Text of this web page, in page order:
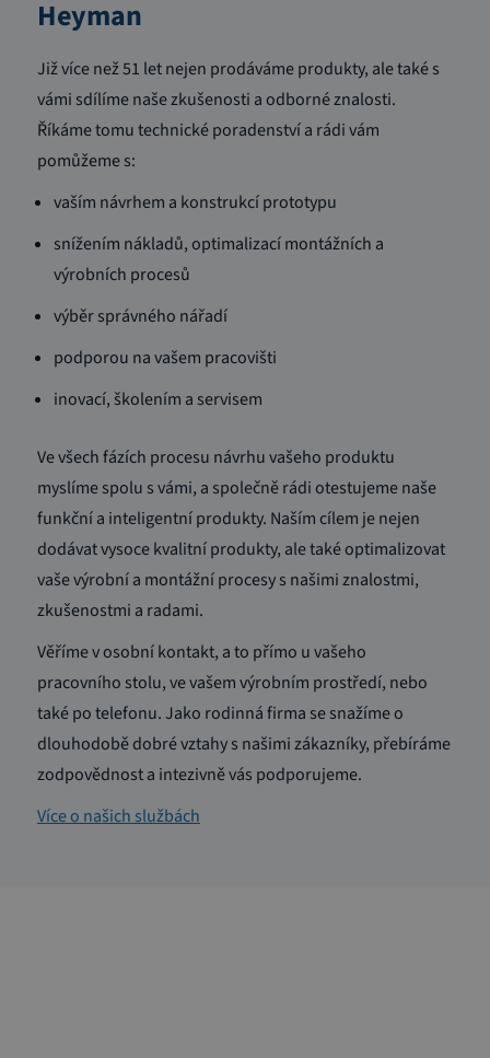
Heyman
Již více než 51 let nejen prodáváme produkty, ale také s
vámi sdílíme naše zkušenosti a odborné znalosti.
Říkáme tomu technické poradenství a rádi vám
pomůžeme s:
vaším návrhem a konstrukcí prototypu
snížením nákladů, optimalizací montážních a
výrobních procesů
výběr správného nářadí
podporou na vašem pracovišti
inovací, školením a servisem
Ve všech fázích procesu návrhu vašeho produktu
myslíme spolu s vámi, a společně rádi otestujeme naše
funkční a inteligentní produkty. Naším cílem je nejen
dodávat vysoce kvalitní produkty, ale také optimalizovat
vaše výrobní a montážní procesy s našimi znalostmi,
zkušenostmi a radami.
Věříme v osobní kontakt, a to přímo u vašeho
pracovního stolu, ve vašem výrobním prostředí, nebo
také po telefonu. Jako rodinná firma se snažíme o
dlouhodobě dobré vztahy s našimi zákazníky, přebíráme
zodpovědnost a intezivně vás podporujeme.
Více o našich službách